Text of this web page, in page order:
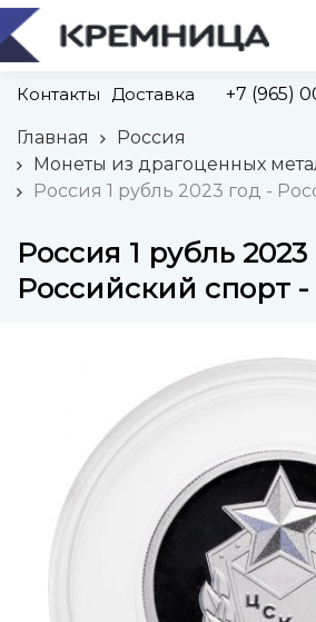
Контакты Доставка +7 (965)
Главная
Россия
Монеты из драгоценных
Россия 1 рубль 2023 год -
Россия 1 рубль 2023
Российский спорт